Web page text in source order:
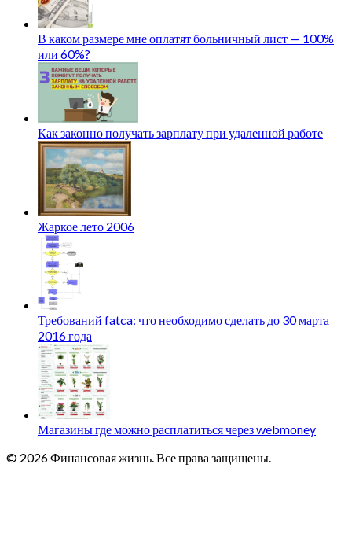
В каком размере мне оплатят больничный лист — 100%
или 60%?
Как законно получать зарплату при удаленной работе
Жаркое лето 2006
Требований fatca: что необходимо сделать до 30 марта
2016 года
Магазины где можно расплатиться через webmoney
© 2026 Финансовая жизнь. Все права защищены.